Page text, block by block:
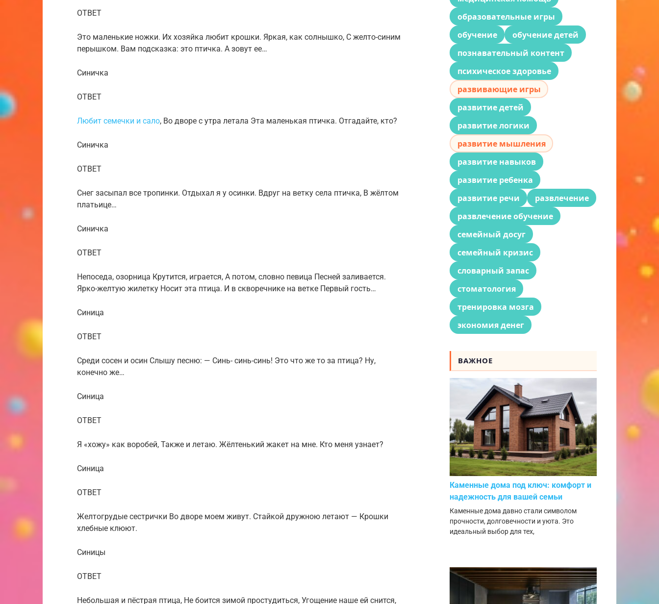
ОТВЕТ
Это маленькие ножки. Их хозяйка любит крошки. Яркая, как солнышко, С желто-синим
перышком. Вам подсказка: это птичка. А зовут ее…
Синичка
ОТВЕТ
Любит семечки и сало, Во дворе с утра летала Эта маленькая птичка. Отгадайте, кто?
Синичка
ОТВЕТ
Снег засыпал все тропинки. Отдыхал я у осинки. Вдруг на ветку села птичка, В жёлтом
платьице…
Синичка
ОТВЕТ
Непоседа, озорница Крутится, играется, А потом, словно певица Песней заливается.
Ярко-желтую жилетку Носит эта птица. И в скворечнике на ветке Первый гость…
Синица
ОТВЕТ
Среди сосен и осин Слышу песню: — Синь- синь-синь! Это что же то за птица? Ну,
конечно же…
Синица
ОТВЕТ
Я «хожу» как воробей, Также и летаю. Жёлтенький жакет на мне. Кто меня узнает?
Синица
ОТВЕТ
Желтогрудые сестрички Во дворе моем живут. Стайкой дружною летают — Крошки
хлебные клюют.
Синицы
ОТВЕТ
Небольшая и пёстрая птица, Не боится зимой простудиться, Угощение наше ей снится,
образовательные игры
обучение
обучение детей
познавательный контент
психическое здоровье
развивающие игры
развитие детей
развитие логики
развитие мышления
развитие навыков
развитие ребенка
развитие речи
развлечение
развлечение обучение
семейный досуг
семейный кризис
словарный запас
стоматология
тренировка мозга
экономия денег
ВАЖНОЕ
Каменные дома под ключ: комфорт и
надежность для вашей семьи
Каменные дома давно стали символом
прочности, долговечности и уюта. Это
идеальный выбор для тех,